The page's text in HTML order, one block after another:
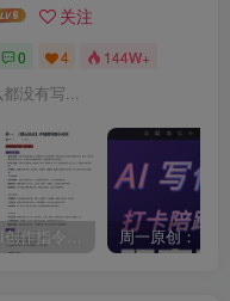
关注
0 4 144W+
没有写...
周一原创AI创作指令词：30+个领域赛道的创作提示词集合